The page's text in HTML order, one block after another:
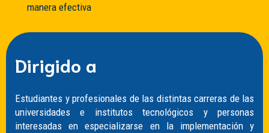
manera efectiva
Dirigido a
Estudiantes y profesionales de las distintas carreras de las
universidades e institutos tecnológicos y personas
interesadas en especializarse en la implementación y